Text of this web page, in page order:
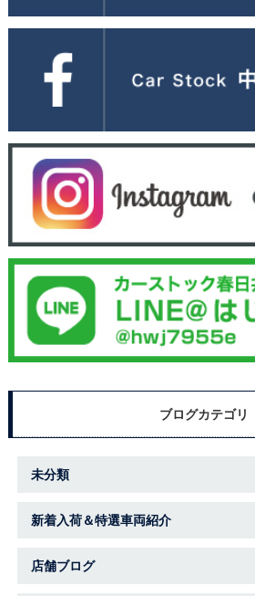
ブログカテゴリ
未分類
新着入荷＆特選車両紹介
店舗ブログ